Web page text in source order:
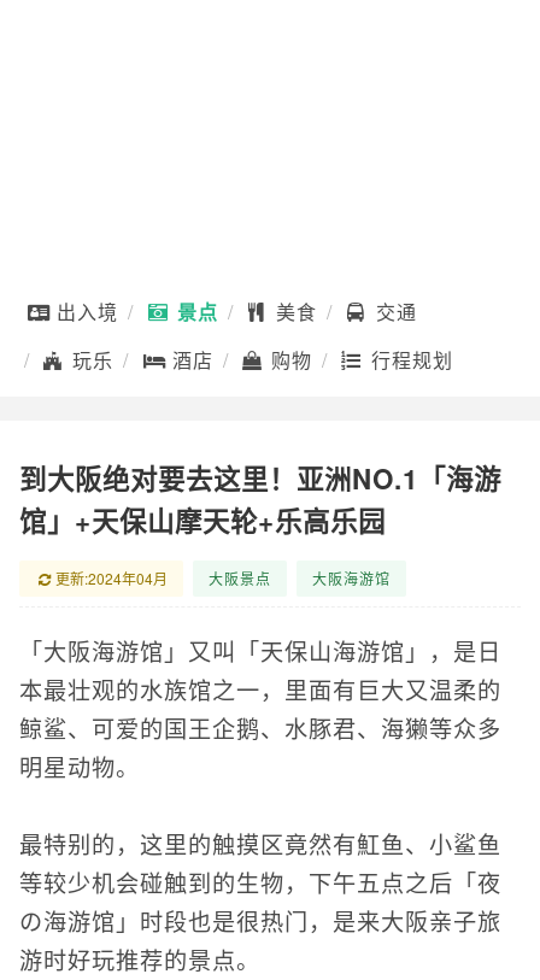
出入境 景点 美食
交通
玩乐
酒店 购物 行程规划
到大阪绝对要去这里！亚洲NO.1「海游
馆」+天保山摩天轮+乐高乐园
更新:2024年04月 大阪景点 大阪海游馆
「大阪海游馆」又叫「天保山海游馆」，是日
本最壮观的水族馆之一，里面有巨大又温柔的
鲸鲨、可爱的国王企鹅、水豚君、海獭等众多
明星动物。
最特别的，这里的触摸区竟然有魟鱼、小鲨鱼
等较少机会碰触到的生物，下午五点之后「夜
の海游馆」时段也是很热门，是来大阪亲子旅
游时好玩推荐的景点。